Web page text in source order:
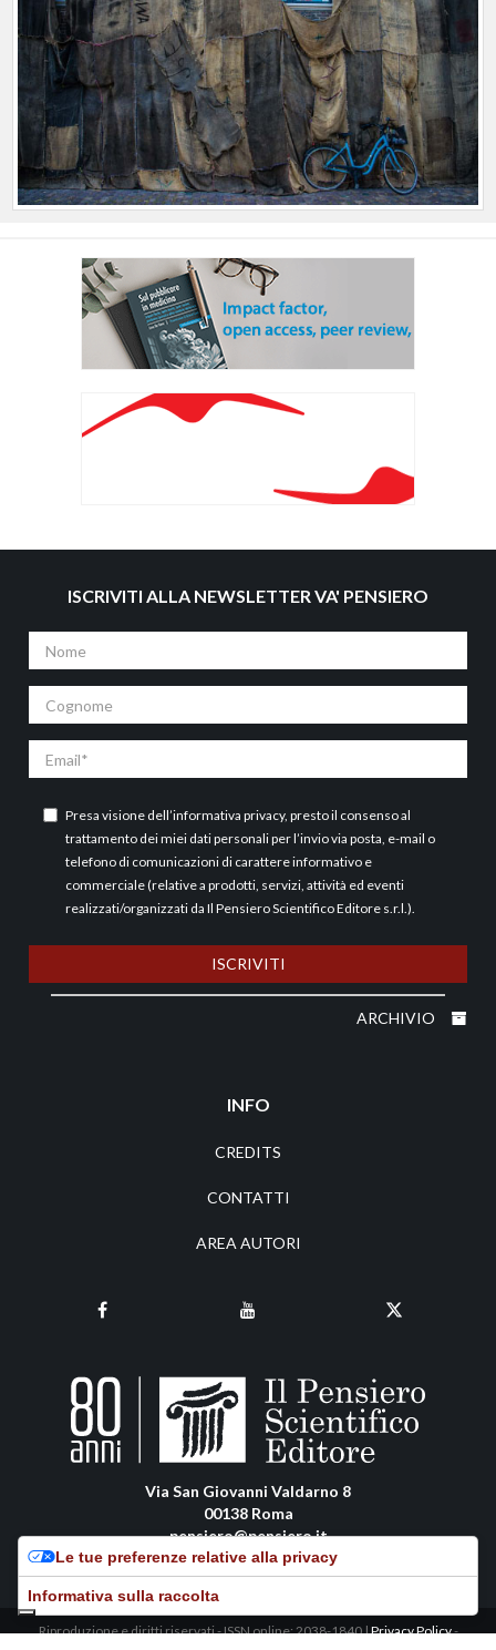
ISCRIVITI ALLA NEWSLETTER VA' PENSIERO
Presa visione dell’informativa privacy, presto il consenso al
trattamento dei miei dati personali per l’invio via posta, e-mail o
telefono di comunicazioni di carattere informativo e
commerciale (relative a prodotti, servizi, attività ed eventi
realizzati/organizzati da Il Pensiero Scientifico Editore s.r.l.).
ISCRIVITI
ARCHIVIO
INFO
CREDITS
CONTATTI
AREA AUTORI
Via San Giovanni Valdarno 8
00138 Roma
pensiero@pensiero.it
amministrazione@pec.pensiero.com
Riproduzione e diritti riservati - ISSN online: 2038-1840 |Privacy Policy-
Le tue preferenze relative alla privacy
Informativa sulla raccolta